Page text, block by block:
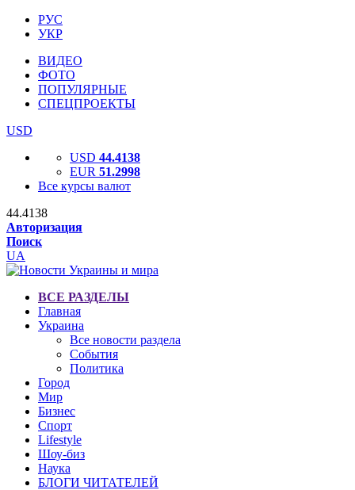
РУС
УКР
ВИДЕО
ФОТО
ПОПУЛЯРНЫЕ
СПЕЦПРОЕКТЫ
USD
USD 44.4138
EUR 51.2998
Все курсы валют
44.4138
Авторизация
Поиск
UA
ВСЕ РАЗДЕЛЫ
Главная
Украина
Все новости раздела
События
Политика
Город
Мир
Бизнес
Спорт
Lifestyle
Шоу-биз
Наука
БЛОГИ ЧИТАТЕЛЕЙ